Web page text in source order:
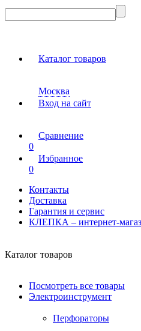
Каталог товаров
Москва
Вход на сайт
Сравнение
0
Избранное
0
Контакты
Доставка
Гарантия и сервис
КЛЕПКА – интернет-
Каталог товаров
Посмотреть все товары
Электроинструмент
Перфораторы